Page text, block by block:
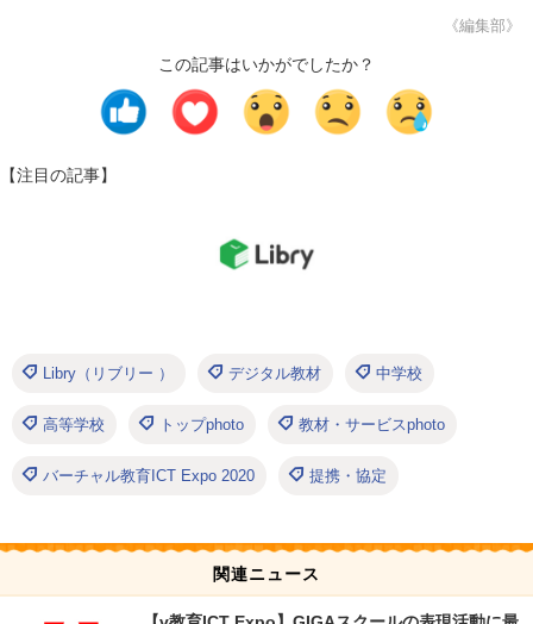
《編集部》
この記事はいかがでしたか？
【注目の記事】
Libry（リブリー ） デジタル教材 中学校
高等学校 トップphoto 教材・サービスphoto
バーチャル教育ICT Expo 2020 提携・協定
関連ニュース